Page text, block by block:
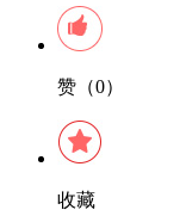
赞（0）
收藏